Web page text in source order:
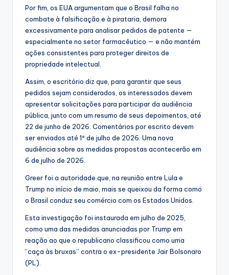
Por fim, os EUA argumentam que o Brasil falha no
combate à falsificação e à pirataria, demora
excessivamente para analisar pedidos de patente —
especialmente no setor farmacêutico — e não mantém
ações consistentes para proteger direitos de
propriedade intelectual.
Assim, o escritório diz que, para garantir que seus
pedidos sejam considerados, os interessados devem
apresentar solicitações para participar da audiência
pública, junto com um resumo de seus depoimentos, até
22 de junho de 2026. Comentários por escrito devem
ser enviados até 1º de julho de 2026. Uma nova
audiência sobre as medidas propostas acontecerão em
6 de julho de 2026.
Greer foi a autoridade que, na reunião entre Lula e
Trump no início de maio, mais se queixou da forma como
o Brasil conduz seu comércio com os Estados Unidos.
Esta investigação foi instaurada em julho de 2025,
como uma das medidas anunciadas por Trump em
reação ao que o republicano classificou como uma
“caça às bruxas” contra o ex-presidente Jair Bolsonaro
(PL).